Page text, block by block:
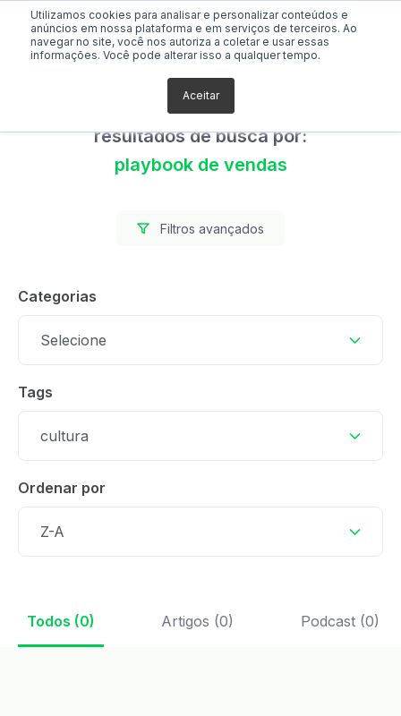
Utilizamos cookies para analisar e personalizar conteúdos e
anúncios em nossa plataforma e em serviços de terceiros. Ao
navegar no site, você nos autoriza a coletar e usar essas
informações. Você pode alterar isso a qualquer tempo.
Aceitar
Foram encontrados 0
resultados de busca por:
playbook de vendas
Filtros avançados
Categorias
Selecione
Tags
cultura
Ordenar por
Z-A
Todos (0) Artigos (0) Podcast (0)